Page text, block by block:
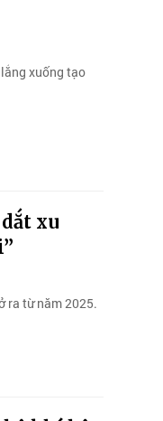
xuống tạo
xu
ra từ năm 2025.